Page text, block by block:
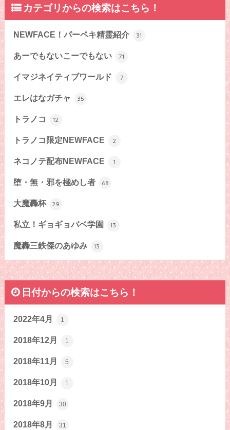
カテゴリからの検索はこちら！
NEWFACE！パーペキ精霊紹介 31
あーでもないこーでもない 71
イマジネイティブワールド 7
エレはなガチャ 35
トラノコ 12
トラノコ限定NEWFACE 2
ネコノテ配布NEWFACE 1
堕・無・邪を極めし者 68
大魔轟杯 29
私立！ギョギョバベ学園 13
魔轟三鉄傑のあゆみ 13
日付からの検索はこちら！
2022年4月 1
2018年12月 1
2018年11月 5
2018年10月 1
2018年9月 30
2018年8月 31